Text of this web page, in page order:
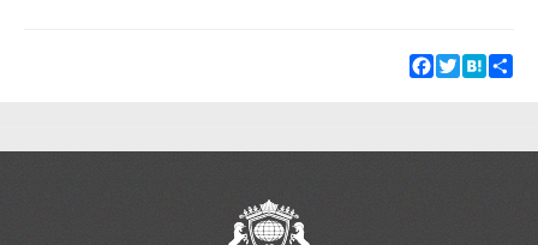
Facebook
TwitterHatena